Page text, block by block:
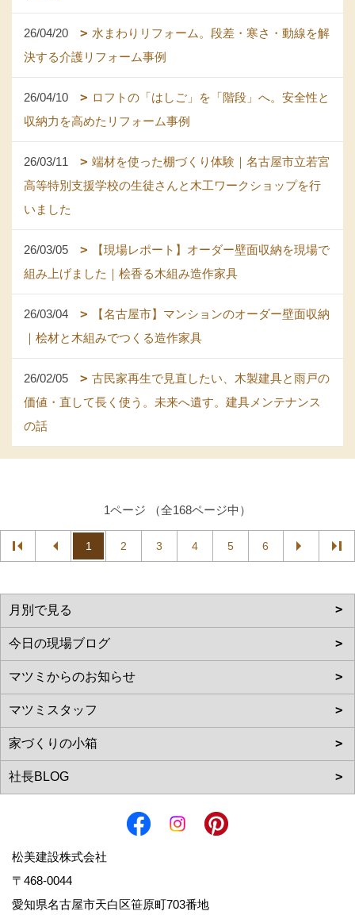
26/04/20
水まわりリフォーム。段差・寒さ・動線を解
決する介護リフォーム事例
26/04/10
ロフトの「はしご」を「階段」へ。安全性と
収納力を高めたリフォーム事例
26/03/11
端材を使った棚づくり体験｜名古屋市立若宮
高等特別支援学校の生徒さんと木工ワークショップを行
いました
26/03/05
【現場レポート】オーダー壁面収納を現場で
組み上げました｜桧香る木組み造作家具
26/03/04
【名古屋市】マンションのオーダー壁面収納
｜桧材と木組みでつくる造作家具
26/02/05
古民家再生で見直したい、木製建具と雨戸の
価値・直して長く使う。未来へ遺す。建具メンテナンス
の話
1ページ （全168ページ中）
1 2 3 4 5 6
松美建設株式会社
〒468-0044
愛知県名古屋市天白区笹原町703番地